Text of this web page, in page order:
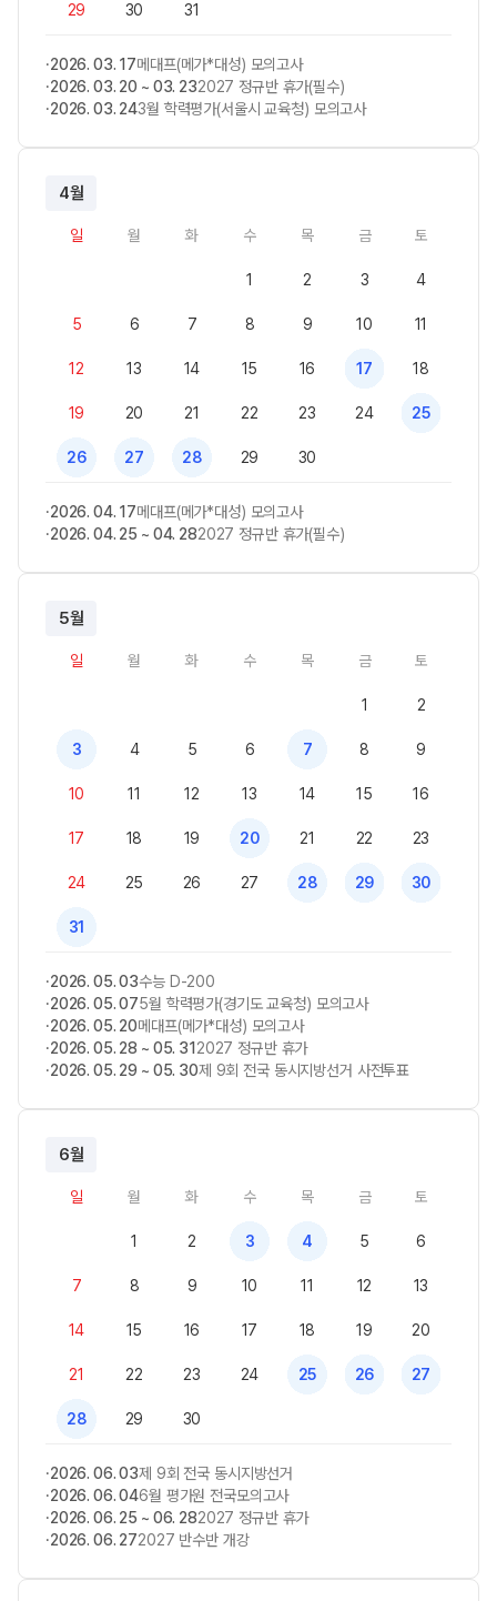
29 30 31
2026. 03. 17메대프(메가*대성) 모의고사
2026. 03. 20 ~ 03. 232027 정규반 휴가(필수)
2026. 03. 243월 학력평가(서울시 교육청) 모의고사
4월
일 월 화 수 목 금 토
1 2 3 4
5 6 7 8 9 10 11
12 13 14 15 16 17 18
19 20 21 22 23 24 25
26 27 28 29 30
2026. 04. 17메대프(메가*대성) 모의고사
2026. 04. 25 ~ 04. 282027 정규반 휴가(필수)
5월
일 월 화 수 목 금 토
1 2
3 4 5 6 7 8 9
10 11 12 13 14 15 16
17 18 19 20 21 22 23
24 25 26 27 28 29 30
31
2026. 05. 03수능 D-200
2026. 05. 075월 학력평가(경기도 교육청) 모의고사
2026. 05. 20메대프(메가*대성) 모의고사
2026. 05. 28 ~ 05. 312027 정규반 휴가
2026. 05. 29 ~ 05. 30제 9회 전국 동시지방선거 사전투표
6월
일 월 화 수 목 금 토
1 2 3 4 5 6
7 8 9 10 11 12 13
14 15 16 17 18 19 20
21 22 23 24 25 26 27
28 29 30
2026. 06. 03제 9회 전국 동시지방선거
2026. 06. 046월 평가원 전국모의고사
2026. 06. 25 ~ 06. 282027 정규반 휴가
2026. 06. 272027 반수반 개강